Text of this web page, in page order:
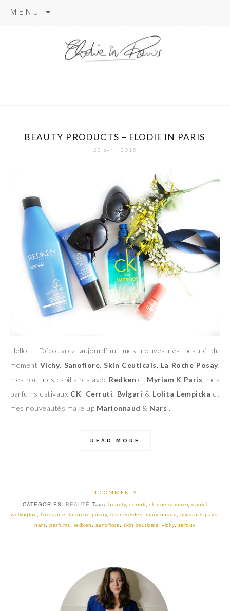
MENU
BEAUTY PRODUCTS – ELODIE IN PARIS
23 avril 2015
Hello ! Découvrez aujourd’hui mes nouveautés beauté du
moment Vichy, Sanoflore ,Skin Ceuticals La Roche Posay,
mes routines capillaires avec Redken et Myriam K Paris , mes
parfums estivaux CK Cerruti Bvlgari & Lolita Lempicka et
mes nouveautés make up Marionnaud & Nars .
READ MORE
4 COMMENTS
CATEGORIES: BEAUTÉ Tags: beauty, cerruti ck one summer, daniel
wellington
,l'occitane ,la roche posay,les néréides ,marionnaud ,myriam k paris
nars ,parfums redken sanoflore ,skin ceuticals ,vichy, zerouv